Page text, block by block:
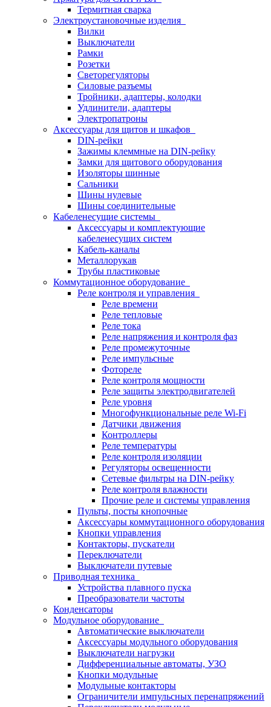
Термитная сварка
Электроустановочные изделия
Вилки
Выключатели
Рамки
Розетки
Светорегуляторы
Силовые разъемы
Тройники, адаптеры, колодки
Удлинители, адаптеры
Электропатроны
Аксессуары для щитов и шкафов
DIN-рейки
Зажимы клеммные на DIN-рейку
Замки для щитового оборудования
Изоляторы шинные
Сальники
Шины нулевые
Шины соединительные
Кабеленесущие системы
Аксессуары и комплектующие
кабеленесущих систем
Кабель-каналы
Металлорукав
Трубы пластиковые
Коммутационное оборудование
Реле контроля и управления
Реле времени
Реле тепловые
Реле тока
Реле напряжения и контроля фаз
Реле промежуточные
Реле импульсные
Фотореле
Реле контроля мощности
Реле защиты электродвигателей
Реле уровня
Многофункциональные реле Wi-Fi
Датчики движения
Контроллеры
Реле температуры
Реле контроля изоляции
Регуляторы освещенности
Сетевые фильтры на DIN-рейку
Реле контроля влажности
Прочие реле и системы управления
Пульты, посты кнопочные
Аксессуары коммутационного оборудования
Кнопки управления
Контакторы, пускатели
Переключатели
Выключатели путевые
Приводная техника
Устройства плавного пуска
Преобразователи частоты
Конденсаторы
Модульное оборудование
Автоматические выключатели
Аксессуары модульного оборудования
Выключатели нагрузки
Дифференциальные автоматы, УЗО
Кнопки модульные
Модульные контакторы
Ограничители импульсных перенапряжений